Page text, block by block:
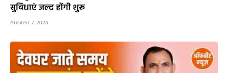
सुविधाएं जल्द होंगी शुरू
AUGUST 7, 2026